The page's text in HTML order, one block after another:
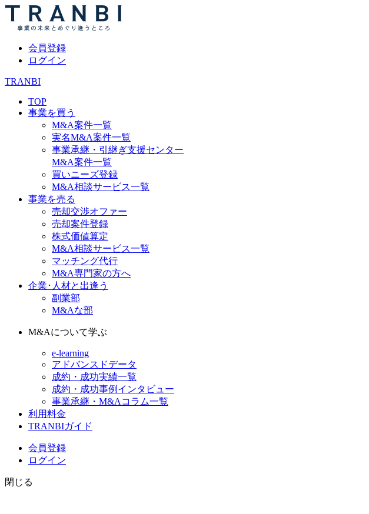
会員登録
ログイン
TRANBI
TOP
事業を買う
M&A案件一覧
実名M&A案件一覧
事業承継・引継ぎ支援センター
M&A案件一覧
買いニーズ登録
M&A相談サービス一覧
事業を売る
売却交渉オファー
売却案件登録
株式価値算定
M&A相談サービス一覧
マッチング代行
M&A専門家の方へ
企業･人材と出逢う
副業部
M&Aな部
M&Aについて学ぶ
e-learning
アドバンスドデータ
成約・成功実績一覧
成約・成功事例インタビュー
事業承継・M&Aコラム一覧
利用料金
TRANBIガイド
会員登録
ログイン
閉じる